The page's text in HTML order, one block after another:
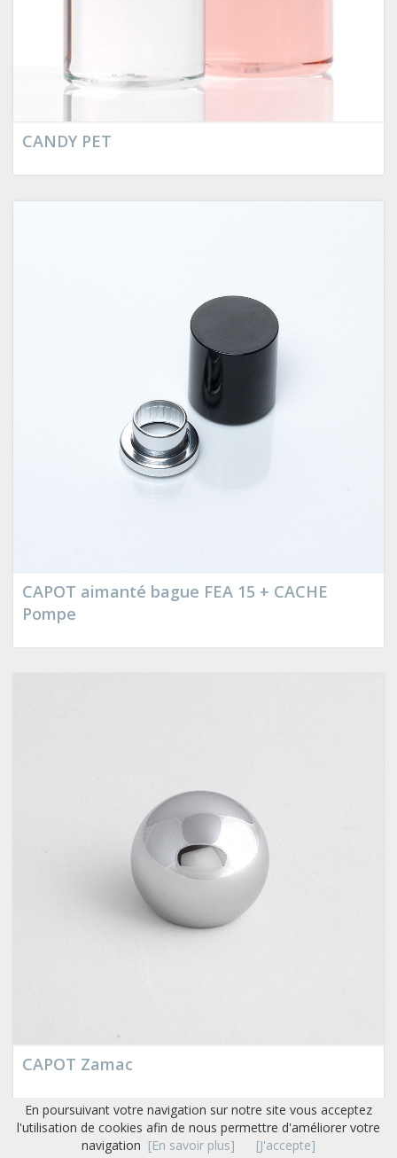
CANDY PET
CAPOT aimanté bague FEA 15 + CACHE
Pompe
CAPOT Zamac
En poursuivant votre navigation sur notre site vous acceptez
l'utilisation de cookies afin de nous permettre d'améliorer votre
navigation [En savoir plus] [J'accepte]